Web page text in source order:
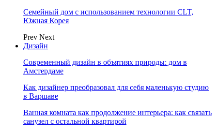
Семейный дом с использованием технологии CLT,
Южная Корея
Prev Next
Дизайн
Современный дизайн в объятиях природы: дом в
Амстердаме
Как дизайнер преобразовал для себя маленькую студию
в Варшаве
Ванная комната как продолжение интерьера: как связать
санузел с остальной квартирой